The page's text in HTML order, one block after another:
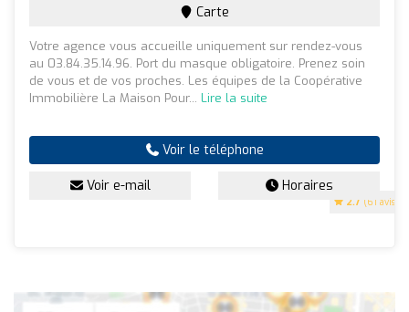
2.7 (61 avis)
Carte
Votre agence vous accueille uniquement sur rendez-vous
au 03.84.35.14.96. Port du masque obligatoire. Prenez soin
de vous et de vos proches. Les équipes de la Coopérative
Immobilière La Maison Pour... Lire la suite
Voir le téléphone
Voir e-mail Horaires